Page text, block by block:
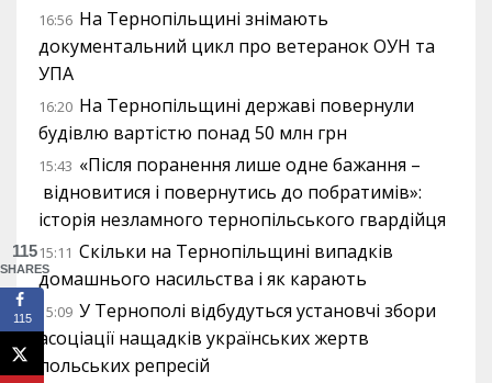
16:56 На Тернопільщині знімають
документальний цикл про ветеранок ОУН та
УПА
16:20 На Тернопільщині державі повернули
будівлю вартістю понад 50 млн грн
15:43 «Після поранення лише одне бажання –
відновитися і повернутись до побратимів»:
історія незламного тернопільського гвардійця
15:11 Скільки на Тернопільщині випадків
домашнього насильства і як карають
15:09 У Тернополі відбудуться установчі збори
асоціації нащадків українських жертв
польських репресій
115
SHARES
115